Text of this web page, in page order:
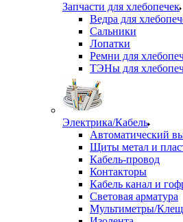
Запчасти для хлебопечек
Ведра для
Сальники
Лопатки
Ремни для
ТЭНы для
Электрика/Кабель
Автоматический
Щиты метал и
Кабель-провод
Контакторы
Кабель канал и
Световая арматура
Мультиметры/